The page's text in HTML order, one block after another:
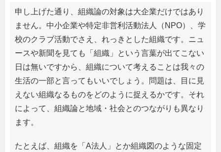
申し上げた通り、組織論の対象は大企業だけではあり
ません。中小企業や特定非営利活動法人（NPO）、学
校のクラブ活動でさえ、れっきとした組織です。ニュ
ースや新聞を見ても「組織」という言葉が出てこない
日は無いですから、組織について考えることは我々の
生活の一部と言ってもいいでしょう。問題は、目に見
えない組織なるものをどのように捉えるかです。それ
によって、組織論と地域・社会とのつながりも異なり
ます。
たとえば、組織を「A法人」とか組織図のような固定